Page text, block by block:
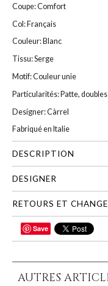
Coupe: Comfort
Col: Français
Couleur: Blanc
Tissu: Serge
Motif: Couleur unie
Particularités: Patte,
Designer: Càrrel
Fabriqué en Italie
DESCRIPTION
DESIGNER
RETOURS ET
PARTAGER
Save
AUTRES